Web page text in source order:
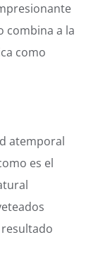
combina a la
como
atemporal
es el